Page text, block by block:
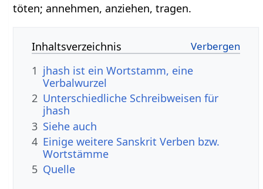
töten; annehmen, anziehen, tragen.
Inhaltsverzeichnis
1 jhash ist ein Wortstamm, eine
Verbalwurzel
2 Unterschiedliche Schreibweisen für
jhash
3 Siehe auch
4 Einige weitere Sanskrit Verben bzw.
Wortstämme
5 Quelle